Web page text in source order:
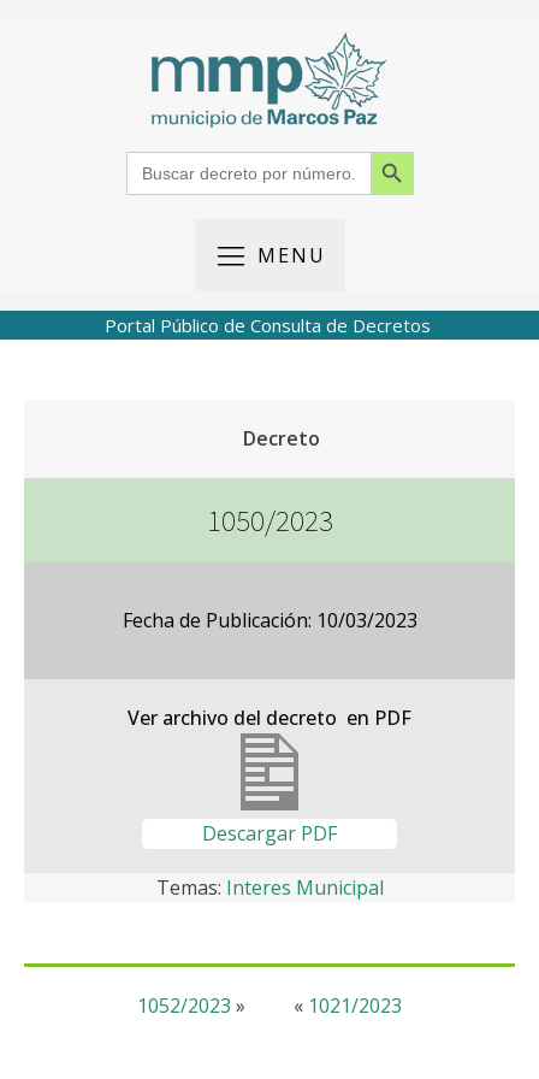
Search
for:
Search Button
MENU
Portal Público de Consulta de Decretos
Decreto
1050/2023
Fecha de Publicación: 10/03/2023
Ver archivo del decreto en PDF
Descargar PDF
Temas: Interes Municipal
« 1021/2023
1052/2023 »